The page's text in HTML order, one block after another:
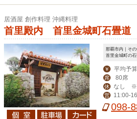
居酒屋 創作料理 沖縄料理
首里殿内 首里金城町石畳道
那覇市内｜その
首里金城町の
￥ 平均予
席 80席
休
始も休まず
営
11:00-
0:00（LO
098-